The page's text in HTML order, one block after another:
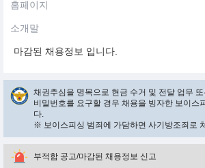
홈페이지
소개말
마감된 채용정보 입니다.
채권추심을 명목으로 현금 수거 및 전달 업무
비밀번호를 요구할 경우 채용을 빙자한 보이스
다.
※ 보이스피싱 범죄에 가담하면 사기방조죄로
부적합 공고/마감된 채용정보 신고